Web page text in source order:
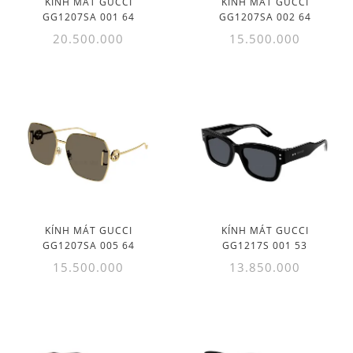
GG1207SA 001 64
20.500.000
GG1207SA 002 64
15.500.000
KÍNH MÁT GUCCI
GG1207SA 005 64
15.500.000
KÍNH MÁT GUCCI
GG1217S 001 53
13.850.000